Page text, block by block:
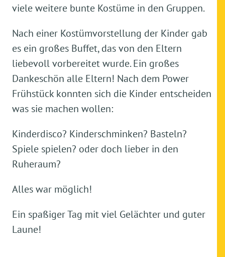
viele weitere bunte Kostüme in den Gruppen.
Nach einer Kostümvorstellung der Kinder gab
es ein großes Buffet, das von den Eltern
liebevoll vorbereitet wurde. Ein großes
Dankeschön alle Eltern! Nach dem Power
Frühstück konnten sich die Kinder entscheiden
was sie machen wollen:
Kinderdisco? Kinderschminken? Basteln?
Spiele spielen? oder doch lieber in den
Ruheraum?
Alles war möglich!
Ein spaßiger Tag mit viel Gelächter und guter
Laune!